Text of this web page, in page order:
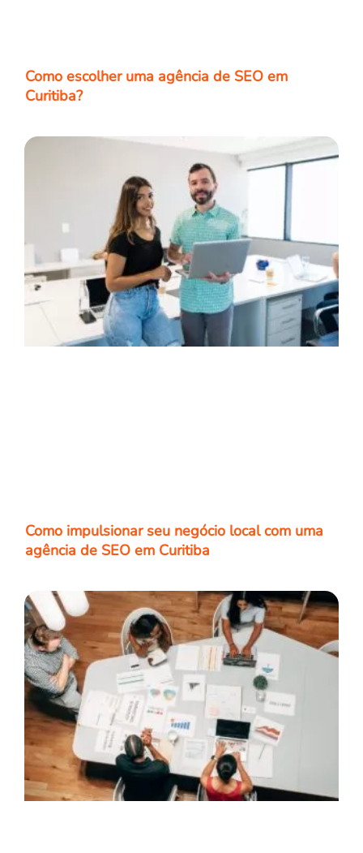
Como escolher uma agência de SEO em
Curitiba?
Como impulsionar seu negócio local com uma
agência de SEO em Curitiba